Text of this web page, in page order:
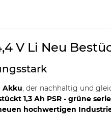
V Li Neu
Akku, der nachhaltig und
1,3 Ah PSR - grüne serie
hochwertigen